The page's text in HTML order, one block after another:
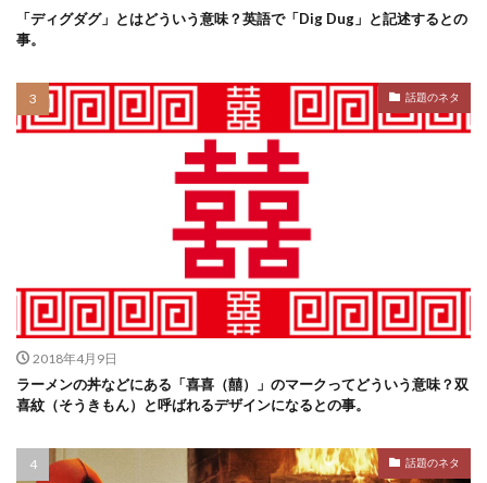
「ディグダグ」とはどういう意味？英語で「Dig Dug」と記述するとの
事。
話題のネタ
2018年4月9日
ラーメンの丼などにある「喜喜（囍）」のマークってどういう意味？双
喜紋（そうきもん）と呼ばれるデザインになるとの事。
話題のネタ